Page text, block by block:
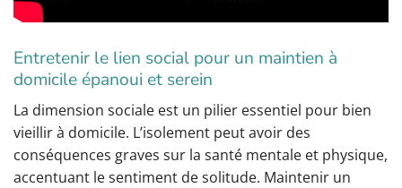
Entretenir le lien social pour un maintien à
domicile épanoui et serein
La dimension sociale est un pilier essentiel pour bien
vieillir à domicile. L’isolement peut avoir des
conséquences graves sur la santé mentale et physique,
accentuant le sentiment de solitude. Maintenir un